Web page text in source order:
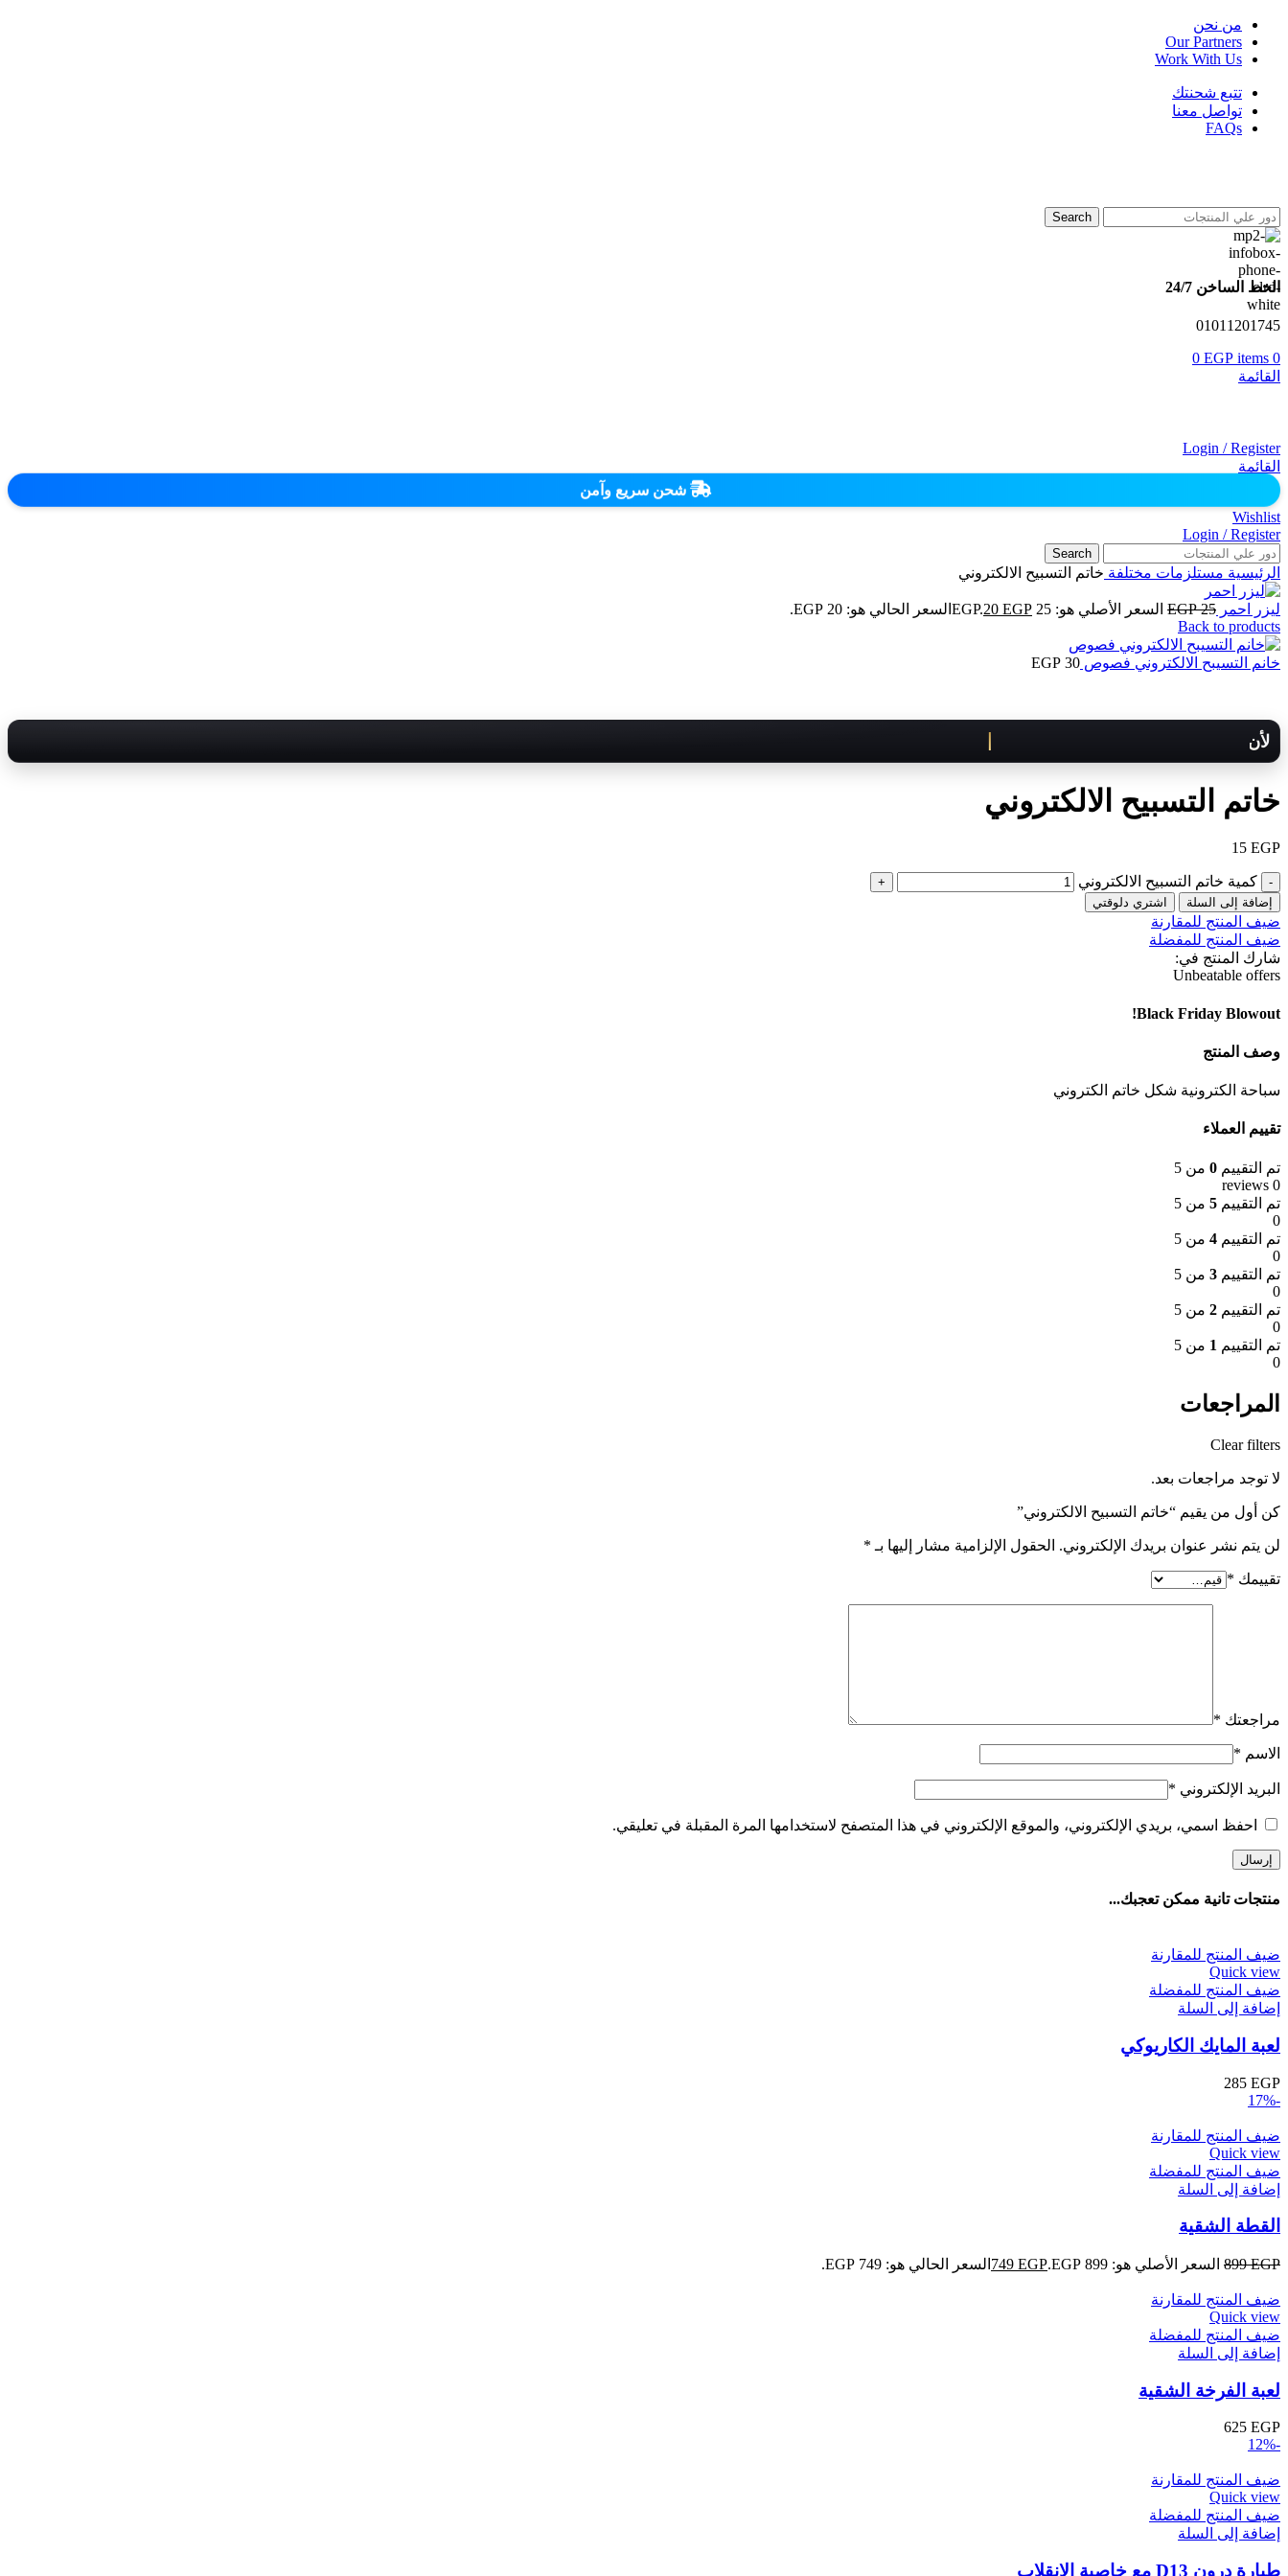
من نحن
Our Partners
Work With Us
تتبع شحنتك
تواصل معنا
FAQs
Search
الخط الساخن 24/7
01011201745
0
items
0 EGP
القائمة
Login / Register
القائمة
شحن سريع وآمن
Wishlist
Login / Register
Search
الرئيسية مستلزمات مختلفة خاتم التسبيح الالكتروني
ليزر احمر 25
EGP السعر الأصلي هو: 25 EGP. 20 EGP
السعر الحالي هو: 20 EGP.
Back to products
خانم التسيبح الالكتروني فصوص 30
EGP
لأن كل لحظة مهمة .. هنوصلك بسرعة!
خاتم التسبيح الالكتروني
15 EGP
كمية خاتم التسبيح الالكتروني
إضافة إلى السلة اشتري دلوقتي
ضيف المنتج للمقارنة
ضيف المنتج للمفضلة
شارك المنتج في:
Unbeatable offers
Black Friday Blowout!
وصف المنتج
سباحة الكترونية شكل خاتم الكتروني
تقييم العملاء
تم التقييم 0 من 5
0 reviews
تم التقييم 5 من 5
0
تم التقييم 4 من 5
0
تم التقييم 3 من 5
0
تم التقييم 2 من 5
0
تم التقييم 1 من 5
0
المراجعات
Clear filters
لا توجد مراجعات بعد.
كن أول من يقيم “خاتم التسبيح الالكتروني”
لن يتم نشر عنوان بريدك الإلكتروني. الحقول الإلزامية مشار إليها بـ *
تقييمك *
مراجعتك *
الاسم *
البريد الإلكتروني *
احفظ اسمي، بريدي الإلكتروني، والموقع الإلكتروني في هذا المتصفح لاستخدامها المرة المقبلة في تعليقي.
منتجات تانية ممكن تعجبك...
ضيف المنتج للمقارنة
Quick view
ضيف المنتج للمفضلة
إضافة إلى السلة
لعبة المايك الكاريوكي
285 EGP
-17%
ضيف المنتج للمقارنة
Quick view
ضيف المنتج للمفضلة
إضافة إلى السلة
القطة الشقية
899EGP السعر الأصلي هو: 899 EGP. 749 EGP السعر الحالي هو: 749 EGP.
ضيف المنتج للمقارنة
Quick view
ضيف المنتج للمفضلة
إضافة إلى السلة
لعبة الفرخة الشقية
625 EGP
-12%
ضيف المنتج للمقارنة
Quick view
ضيف المنتج للمفضلة
إضافة إلى السلة
طيارة درون D13 مع خاصية الانقلاب